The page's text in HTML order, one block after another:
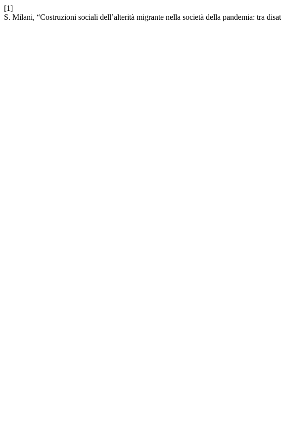
[1]
S. Milani, “Costruzioni sociali dell’alterità migrante nella società della pandemia: tra